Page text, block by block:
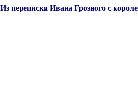
Из переписки Ивана Грозного с